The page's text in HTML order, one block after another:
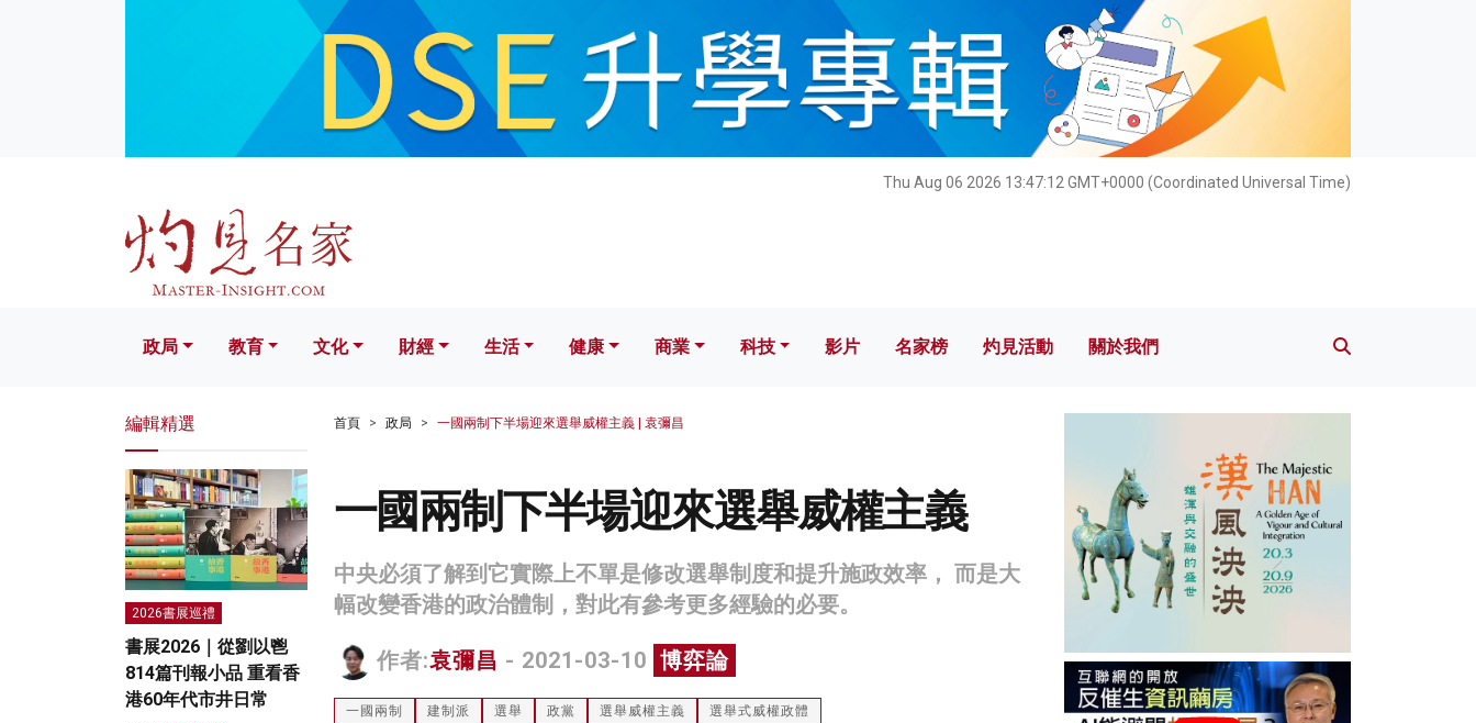
Thu Aug 06 2026 13:47:14 GMT+0000 (Coordinated Universal Time)
文化 財經 生活 健康 科技 影片 名家榜 灼見活動 關於我們
政局 教育 文化 財經 生活 健康 商業 科技 影片 名家榜 灼見活動 關於我們
首頁 政局 一國兩制下半場迎來選舉威權主義 | 袁彌昌
一國兩制下半場迎來選舉威權主義
中央必須了解到它實際上不單是修改選舉制度和提升施政效率， 而是大
幅改變香港的政治體制，對此有參考更多經驗的必要。
作者:袁彌昌 - 2021-03-10 博弈論
一國兩制 建制派 選舉 政黨 選舉威權主義 選舉式威權政體
編輯精選
2026書展巡禮
書展2026｜從劉以鬯
814篇刊報小品 重看香
港60年代市井日常